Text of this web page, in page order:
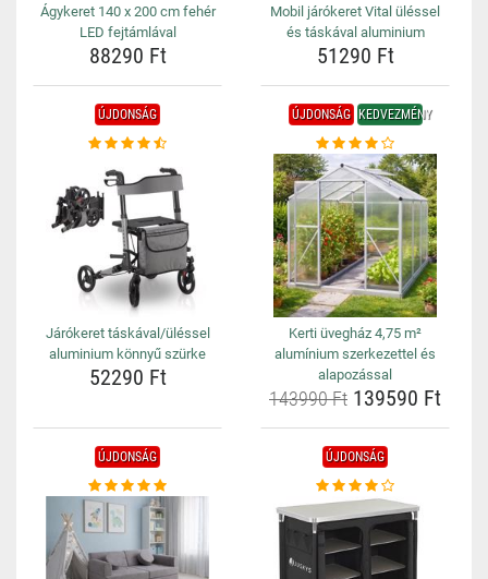
Ágykeret 140 x 200 cm fehér
LED fejtámlával
88290 Ft
Mobil járókeret Vital üléssel
és táskával aluminium
51290 Ft
ÚJDONSÁG
Járókeret táskával/üléssel
aluminium könnyű szürke
52290 Ft
ÚJDONSÁG KEDVEZMÉNY
Kerti üvegház 4,75 m²
alumínium szerkezettel és
alapozással
143990 Ft 139590 Ft
ÚJDONSÁG ÚJDONSÁG